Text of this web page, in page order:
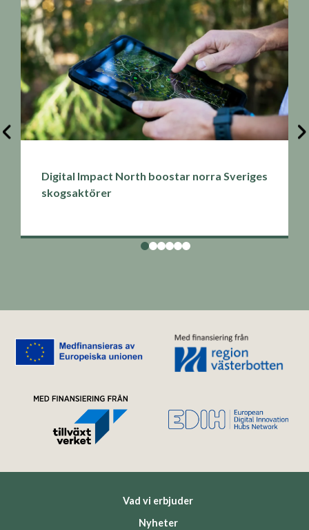
Digital Impact North boostar norra Sveriges
skogsaktörer
Vad vi erbjuder
Nyheter